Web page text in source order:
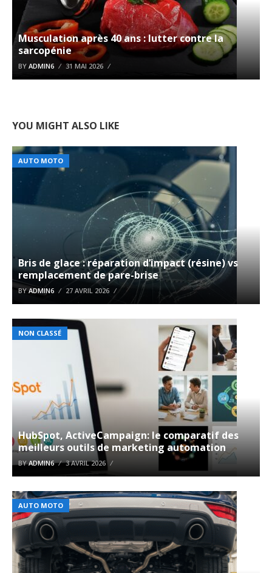
Musculation après 40 ans : lutter contre la
sarcopénie
BY ADMIN6 31 MAI 2026
YOU MIGHT ALSO LIKE
AUTO MOTO
Bris de glace : réparation d’impact (résine) vs
remplacement de pare-brise
BYADMIN6 27 AVRIL 2026
NON CLASSÉ
HubSpot, ActiveCampaign: le comparatif des
meilleurs outils de marketing automation
BYADMIN6 3 AVRIL 2026
AUTO MOTO